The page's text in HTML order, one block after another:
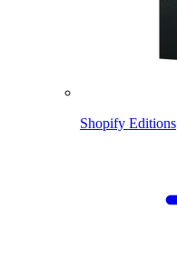
Shopify Editions